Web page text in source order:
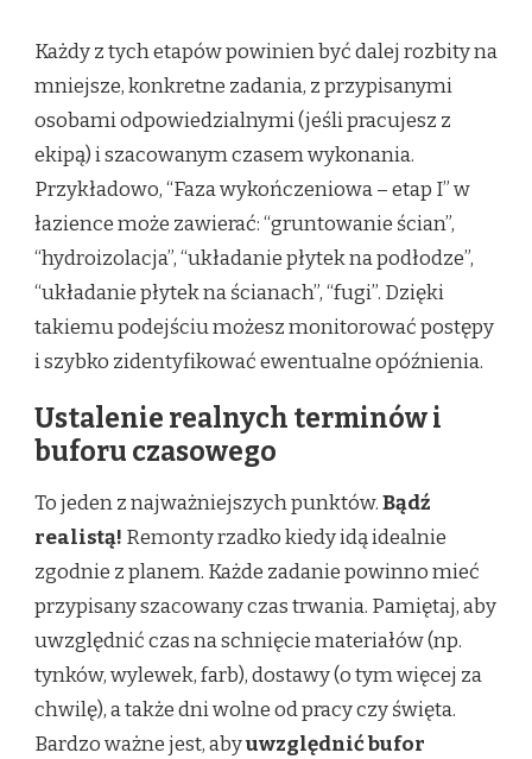
Każdy z tych etapów powinien być dalej rozbity na
mniejsze, konkretne zadania, z przypisanymi
osobami odpowiedzialnymi (jeśli pracujesz z
ekipą) i szacowanym czasem wykonania.
Przykładowo, “Faza wykończeniowa – etap I” w
łazience może zawierać: “gruntowanie ścian”,
“hydroizolacja”, “układanie płytek na podłodze”,
“układanie płytek na ścianach”, “fugi”. Dzięki
takiemu podejściu możesz monitorować postępy
i szybko zidentyfikować ewentualne opóźnienia.
Ustalenie realnych terminów i
buforu czasowego
To jeden z najważniejszych punktów.Bądź
realistą! Remonty rzadko kiedy idą idealnie
zgodnie z planem. Każde zadanie powinno mieć
przypisany szacowany czas trwania. Pamiętaj, aby
uwzględnić czas na schnięcie materiałów (np.
tynków, wylewek, farb), dostawy (o tym więcej za
chwilę), a także dni wolne od pracy czy święta.
Bardzo ważne jest, abyuwzględnić bufor